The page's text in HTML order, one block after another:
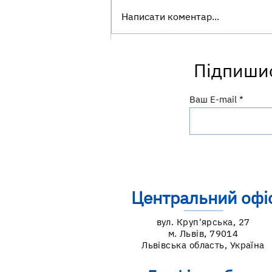
ЗАРАЖЕННЯ НА СКАЗ
Написати коментар...
Ваш E-mail
Центральний
вул. Круп'ярська, 27
м. Львів, 79014
Львівська область, Україна